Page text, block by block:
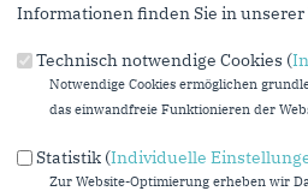
Informationen finden Sie in
Technisch notwendige Cookies (
Notwendige Cookies ermöglichen
das einwandfreie Funktionieren der
Statistik (Individuelle
Zur Website-Optimierung erheben wir